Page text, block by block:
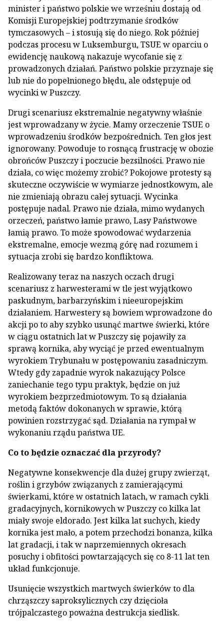
minister i państwo polskie we wrześniu dostają od
Komisji Europejskiej podtrzymanie środków
tymczasowych – i stosują się do niego. Rok później
podczas procesu w Luksemburgu, TSUE w oparciu o
ewidencję naukową nakazuje wycofanie się z
prowadzonych działań. Państwo polskie przyznaje się
lub nie do popełnionego błędu, ale odstępuje od
wycinki w Puszczy.
Drugi scenariusz ekstremalnie negatywny właśnie
jest wprowadzany w życie. Mamy orzeczenie TSUE o
wprowadzeniu środków bezpośrednich. Ten głos jest
ignorowany. Powoduje to rosnącą frustrację w obozie
obrońców Puszczy i poczucie bezsilności. Prawo nie
działa, co więc możemy zrobić? Pokojowe protesty są
skuteczne oczywiście w wymiarze jednostkowym, ale
nie zmieniają obrazu całej sytuacji. Wycinka
postępuje nadal. Prawo nie działa, mimo wydanych
orzeczeń, państwo łamie prawo, Lasy Państwowe
łamią prawo. To może spowodować wydarzenia
ekstremalne, emocje wezmą górę nad rozumem i
sytuacja zrobi się bardzo konfliktowa.
Realizowany teraz na naszych oczach drugi
scenariusz z harwesterami w tle jest wyjątkowo
paskudnym, barbarzyńskim i nieeuropejskim
działaniem. Harwestery są bowiem wprowadzone do
akcji po to aby szybko usunąć martwe świerki, które
w ciągu ostatnich lat w Puszczy się pojawiły za
sprawą kornika, aby wyciąć je przed ewentualnym
wyrokiem Trybunału w postępowaniu zasadniczym.
Wtedy gdy zapadnie wyrok nakazujący Polsce
zaniechanie tego typu praktyk, będzie on już
wyrokiem bezprzedmiotowym. To są działania
metodą faktów dokonanych w sprawie, którą
powinien rozstrzygać sąd. Działania na rympał w
wykonaniu rządu państwa UE.
Co to będzie oznaczać dla przyrody?
Negatywne konsekwencje dla dużej grupy zwierząt,
roślin i grzybów związanych z zamierającymi
świerkami, które w ostatnich latach, w ramach cykli
gradacyjnych, kornikowych w Puszczy co kilka lat
miały swoje eldorado. Jest kilka lat suchych, kiedy
kornika jest mało, a potem przechodzi bonanza, kilka
lat gradacji, i tak w naprzemiennych okresach
posuchy i obfitości powtarzających się co 8-11 lat ten
układ funkcjonuje.
Usunięcie wszystkich martwych świerków to dla
chrząszczy saproksylicznych czy dzięcioła
trójpalczastego poważna destrukcja siedlisk.